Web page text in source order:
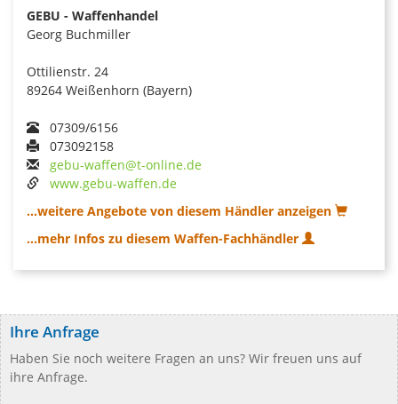
GEBU - Waffenhandel
Georg Buchmiller
Ottilienstr. 24
89264 Weißenhorn (Bayern)
07309/6156
073092158
gebu-waffen@t-online.de
www.gebu-waffen.de
...weitere Angebote von diesem Händler anzeigen
...mehr Infos zu diesem Waffen-Fachhändler
Ihre Anfrage
Haben Sie noch weitere Fragen an uns? Wir freuen uns auf
ihre Anfrage.